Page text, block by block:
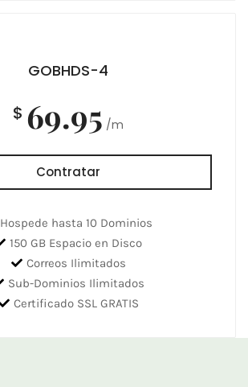
GOBHDS-4
$ 69.95 /m
Hospede hasta 10 Dominios
150 GB Espacio en Disco
Correos Ilimitados
Sub-Dominios Ilimitados
Certificado SSL GRATIS
Contratar